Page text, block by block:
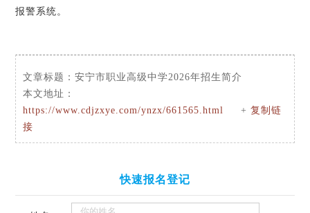
报警系统。
文章标题：安宁市职业高级中学2026年招生简介
本文地址：
https://www.cdjzxye.com/ynzx/661565.html
+复制链
接
快速报名登记